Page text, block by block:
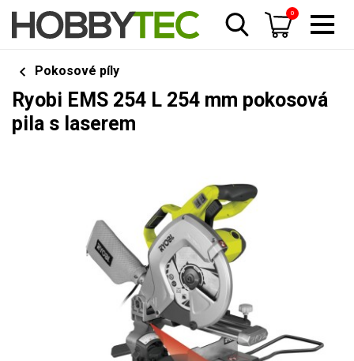
0
Pokosové píly
Ryobi EMS 254 L 254 mm pokosová
pila s laserem